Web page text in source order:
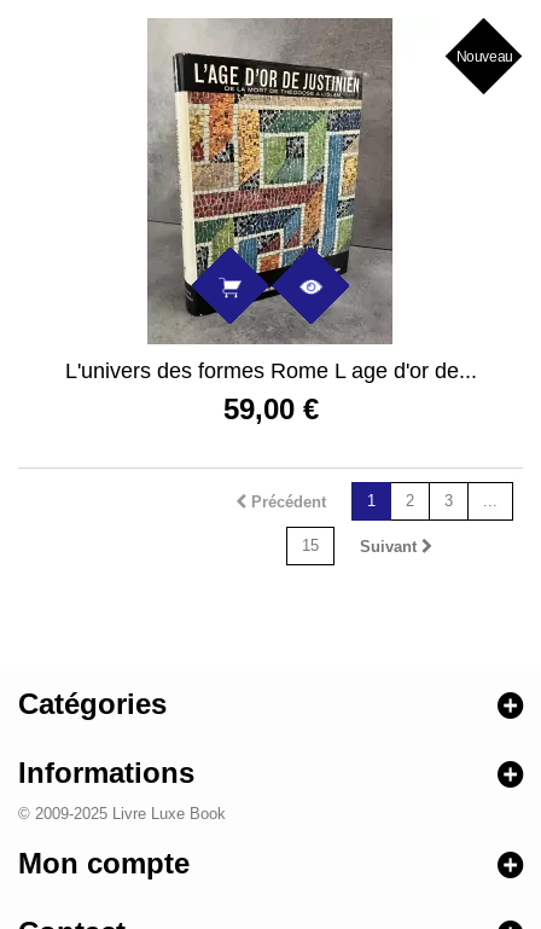
Nouveau
L'univers des formes Rome L age d'or de...
59,00 €
Précédent 1 2 3
15 Suivant
Catégories
Informations
© 2009-2025 Livre Luxe Book
Mon compte